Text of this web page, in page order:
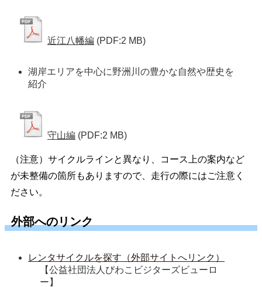
近江八幡編 (PDF:2 MB)
湖岸エリアを中心に野洲川の豊かな自然や歴史を
紹介
守山編 (PDF:2 MB)
（注意）サイクルラインと異なり、コース上の案内など
が未整備の箇所もありますので、走行の際にはご注意く
ださい。
外部へのリンク
レンタサイクルを探す（外部サイトへリンク）
【公益社団法人びわこビジターズビューロ
ー】